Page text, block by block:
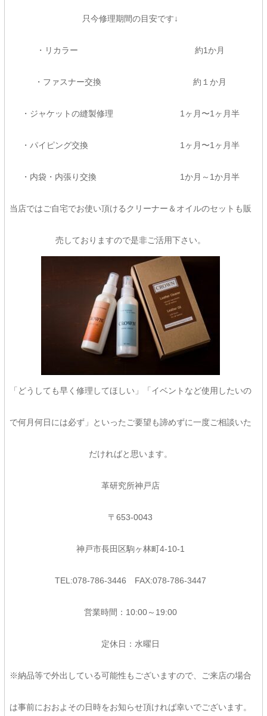
只今修理期間の目安です↓
・リカラー 約1か月
・ファスナー交換 約１か月
・ジャケットの縫製修理 1ヶ月〜1ヶ月半
・パイピング交換 1ヶ月〜1ヶ月半
・内袋・内張り交換 1か月～1か月半
当店ではご自宅でお使い頂けるクリーナー＆オイルのセットも販
売しておりますので是非ご活用下さい。
「どうしても早く修理してほしい」「イベントなど使用したいの
で何月何日には必ず」といったご要望も諦めずに一度ご相談いた
だければと思います。
革研究所神戸店
〒653-0043
神戸市長田区駒ヶ林町4-10-1
TEL:078-786-3446 FAX:078-786-3447
営業時間：10:00～19:00
定休日：水曜日
※納品等で外出している可能性もございますので、ご来店の場合
は事前におおよその日時をお知らせ頂ければ幸いでございます。